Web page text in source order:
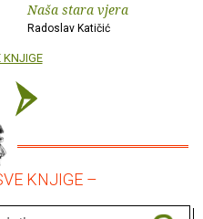
Naša stara vjera
Radoslav Katičić
KNJIGE
KNJIGE –